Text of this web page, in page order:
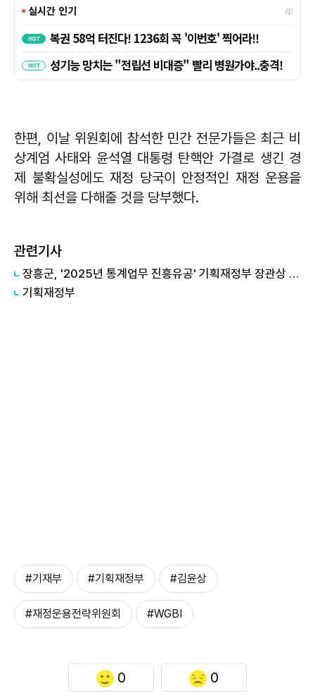
한편, 이날 위원회에 참석한 민간 전문가들은 최근 비
상계엄 사태와 윤석열 대통령 탄핵안 가결로 생긴 경
제 불확실성에도 재정 당국이 안정적인 재정 운용을
위해 최선을 다해줄 것을 당부했다.
관련기사
장흥군, '2025년 통계업무 진흥유공' 기획재정부 장관상 수상
기획재정부
#기재부 #기획재정부 #김윤상
#재정운용전략위원회 #WGBI
0 0